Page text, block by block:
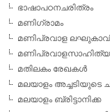
ഭാഷാപഠനചരിത്രം
മണിഗ്രാമം
മണിപ്രവാള
മതിലകം രേഖകള്‍
മലയാളം അച്ചടിയുടെ
മലയാളം ബ്രിട്ടാനിക്ക